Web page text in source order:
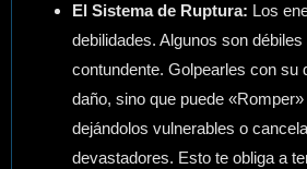
El Sistema de Ruptura: Los
debilidades. Algunos son
contundente. Golpearles con su
daño, sino que puede
dejándolos vulnerables o
devastadores. Esto te obliga a